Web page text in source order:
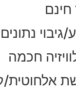
חינם
גיבוי נתונים
חכמה
אלחוטית/